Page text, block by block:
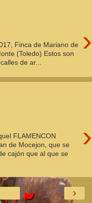
›
Finca de Mariano de
(Toledo) Estos son
de ar...
›
FLAMENCON
de Mocejon, que se
cajón que al que se
›